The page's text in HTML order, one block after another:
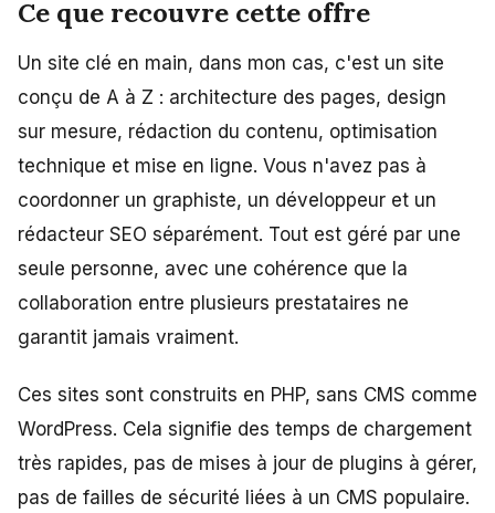
Ce que recouvre cette offre
Un site clé en main, dans mon cas, c'est un site
conçu de A à Z : architecture des pages, design
sur mesure, rédaction du contenu, optimisation
technique et mise en ligne. Vous n'avez pas à
coordonner un graphiste, un développeur et un
rédacteur SEO séparément. Tout est géré par une
seule personne, avec une cohérence que la
collaboration entre plusieurs prestataires ne
garantit jamais vraiment.
Ces sites sont construits en PHP, sans CMS comme
WordPress. Cela signifie des temps de chargement
très rapides, pas de mises à jour de plugins à gérer,
pas de failles de sécurité liées à un CMS populaire.